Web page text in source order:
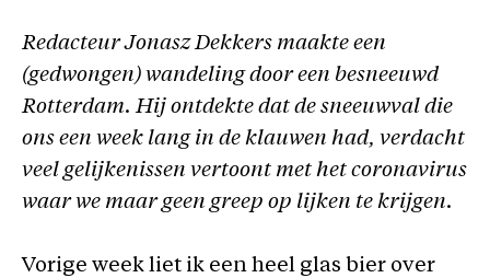
Redacteur Jonasz Dekkers maakte een
(gedwongen) wandeling door een besneeuwd
Rotterdam. Hij ontdekte dat de sneeuwval die
ons een week lang in de klauwen had, verdacht
veel gelijkenissen vertoont met het coronavirus
waar we maar geen greep op lijken te krijgen.
Vorige week liet ik een heel glas bier over